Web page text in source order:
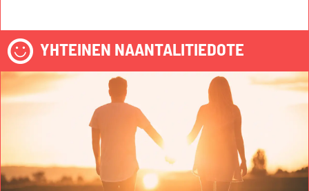
YHTEINEN NAANTALITIEDOTE